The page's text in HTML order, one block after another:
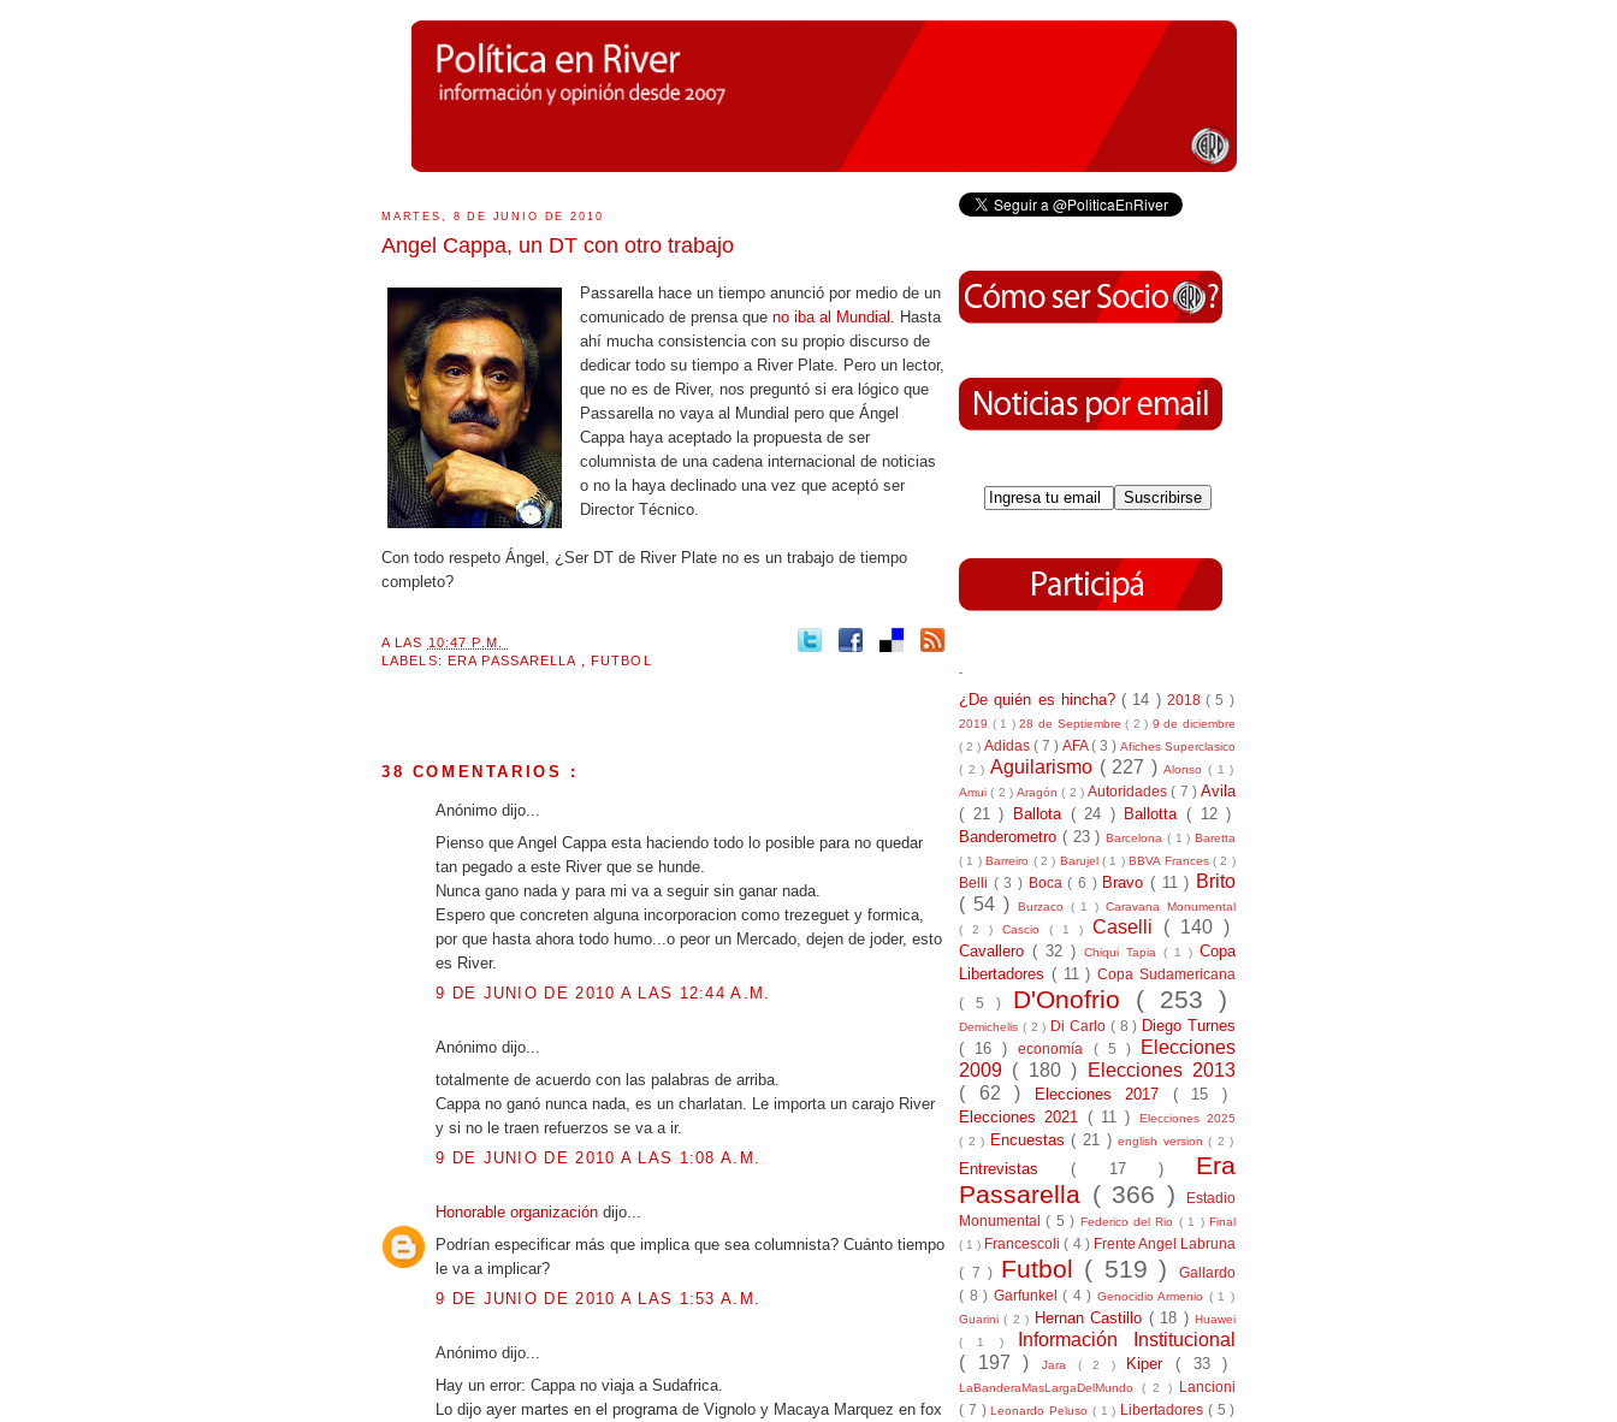
MARTES, 8 DE JUNIO DE 2010
Angel Cappa, un DT con otro trabajo
Passarella hace un tiempo anunció por medio de un
comunicado de prensa que no iba al Mundial . Hasta
ahí mucha consistencia con su propio discurso de
dedicar todo su tiempo a River Plate. Pero un lector,
que no es de River, nos preguntó si era lógico que
Passarella no vaya al Mundial pero que Ángel
Cappa haya aceptado la propuesta de ser
columnista de una cadena internacional de noticias
o no la haya declinado una vez que aceptó ser
Director Técnico.
Con todo respeto Ángel, ¿Ser DT de River Plate no es un trabajo de tiempo
completo?
A LAS 10:47 P.M.
LABELS: ERA PASSARELLA FUTBOL
38 COMENTARIOS :
Anónimo dijo...
Pienso que Angel Cappa esta haciendo todo lo posible para no quedar
tan pegado a este River que se hunde.
Nunca gano nada y para mi va a seguir sin ganar nada.
Espero que concreten alguna incorporacion como trezeguet y formica,
por que hasta ahora todo humo...o peor un Mercado, dejen de joder, esto
es River.
9 DE JUNIO DE 2010 A LAS 12:44 A.M.
Anónimo dijo...
totalmente de acuerdo con las palabras de arriba.
Cappa no ganó nunca nada, es un charlatan. Le importa un carajo River
y si no le traen refuerzos se va a ir.
9 DE JUNIO DE 2010 A LAS 1:08 A.M.
Honorable organización dijo...
Podrían especificar más que implica que sea columnista? Cuánto tiempo
le va a implicar?
9 DE JUNIO DE 2010 A LAS 1:53 A.M.
Anónimo dijo...
Hay un error: Cappa no viaja a Sudafrica.
Lo dijo ayer martes en el programa de Vignolo y Macaya Marquez en fox
-
¿De quién es hincha?( 14 ) 2018( 5 )
2019 ( 1 )28 de Septiembre( 2 ) 9 de diciembre
( 2 ) Adidas ( 7 ) AFA( 3 ) Afiches Superclasico
( 2 ) Aguilarismo ( 227 )Alonso( 1 )
Amui( 2 ) Aragón( 2 ) Autoridades( 7 ) Avila
( 21 )
Ballota ( 24 ) Ballotta( 12 )
Banderometro ( 23 ) Barcelona ( 1 ) Baretta
( 1 )Barreiro ( 2 ) Barujel ( 1 )BBVA Frances ( 2 )
Belli ( 3 ) Boca( 6 ) Bravo( 11 ) Brito
( 54 )
Burzaco ( 1 )Caravana Monumental
( 2 ) Cascio ( 1 ) Caselli ( 140 )
Cavallero ( 32 ) Chiqui Tapia ( 1 ) Copa
Libertadores ( 11 )Copa Sudamericana
( 5 ) D'Onofrio ( 253 )
Demichelis ( 2 ) Di Carlo ( 8 ) Diego Turnes
( 16 )economía ( 5 )
Elecciones
2009 ( 180 )
Elecciones 2013
( 62 )
Elecciones 2017 ( 15 )
Elecciones 2021 ( 11 )
Elecciones 2025
( 2 )
Encuestas( 21 )english version( 2 )
Entrevistas( 17 ) Era
Passarella ( 366 )
Estadio
Monumental( 5 ) Federico del Rio ( 1 )Final
( 1 ) Francescoli( 4 ) Frente Angel Labruna
( 7 ) Futbol ( 519 )Gallardo
( 8 ) Garfunkel ( 4 ) Genocidio Armenio ( 1 )
Guarini( 2 ) Hernan Castillo ( 18 )Huawei
( 1 )
Información Institucional
( 197 )
Jara ( 2 ) Kiper( 33 )
LaBanderaMasLargaDelMundo ( 2 ) Lancioni
( 7 )Leonardo Peluso ( 1 ) Libertadores ( 5 )